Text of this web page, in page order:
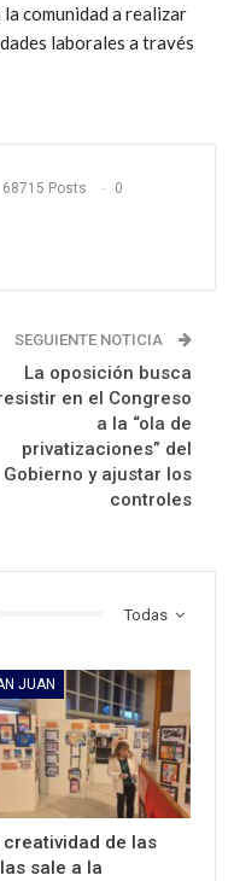
comunidad a realizar
laborales a través
68715 Posts 0
SEGUIENTE NOTICIA
La oposición busca
en el Congreso
a la “ola de
privatizaciones” del
Gobierno y ajustar los
controles
Todas
JUAN
creatividad de las
sale a la